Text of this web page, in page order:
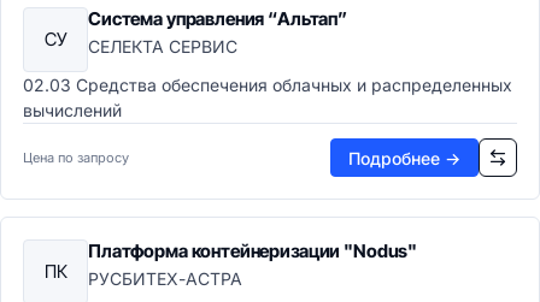
СУ
Система управления “Альтап”
СЕЛЕКТА СЕРВИС
02.03 Средства обеспечения облачных и распределенных
вычислений
Цена по запросу Подробнее →
ПК
Платформа контейнеризации "Nodus"
РУСБИТЕХ-АСТРА